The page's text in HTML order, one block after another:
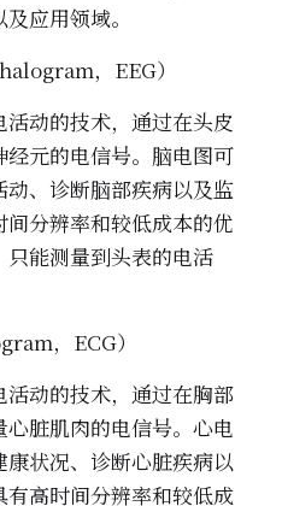
应用领域。
，EEG）
动的技术，通过在头皮
经元的电信号。脑电图可
、诊断脑部疾病以及监
分辨率和较低成本的优
能测量到头表的电活
，ECG）
动的技术，通过在胸部
脏肌肉的电信号。心电
状况、诊断心脏疾病以
高时间分辨率和较低成